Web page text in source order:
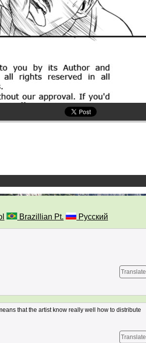
Brazillian Pt. Русский
Translate
that the artist know really well how to distribute
Translate